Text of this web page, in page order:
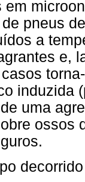
em
pneus
a
e,
induzida
uma
ossos